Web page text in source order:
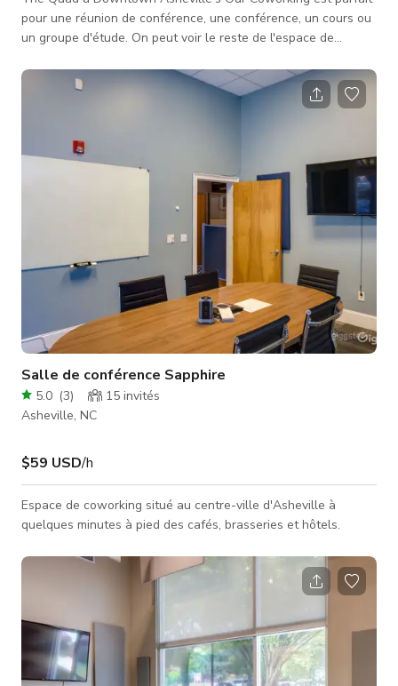
pour une réunion de conférence, une conférence, un cours ou
un groupe d'étude. On peut voir le reste de l'espace de
l'extérieur des portes vitrées coulissantes. Capacité 8-10
Salle de conférence Sapphire
5.0 (3) 15 invités
Asheville, NC
$59 USD/h
Espace de coworking situé au centre-ville d'Asheville à
quelques minutes à pied des cafés, brasseries et hôtels.